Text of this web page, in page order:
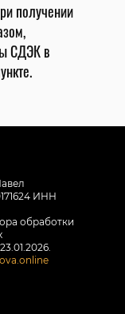
получении
СДЭК в
ИНН
обработки